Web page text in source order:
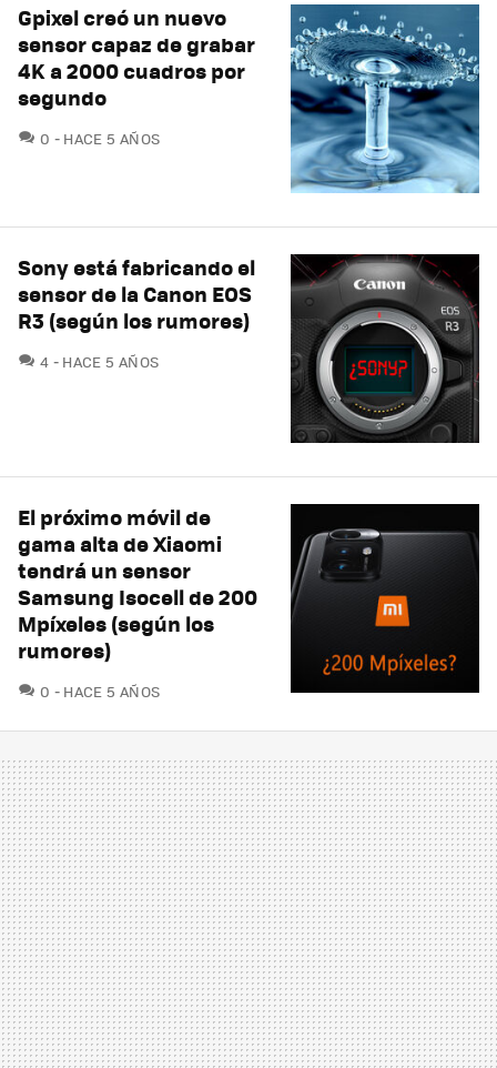
Gpixel creó un nuevo
sensor capaz de grabar
4K a 2000 cuadros por
segundo
0 COMENTARIOS
HACE 5 AÑOS
Sony está fabricando el
sensor de la Canon EOS
R3 (según los rumores)
4 COMENTARIOS
HACE 5 AÑOS
El próximo móvil de
gama alta de Xiaomi
tendrá un sensor
Samsung Isocell de 200
Mpíxeles (según los
rumores)
0 COMENTARIOS
HACE 5 AÑOS